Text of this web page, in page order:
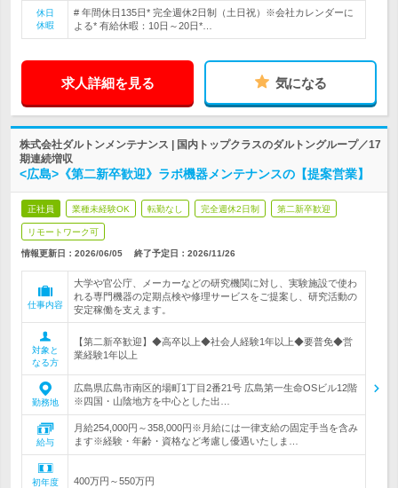
休日
休暇
# 年間休日135日* 完全週休2日制（土日祝）※会社カレンダーに
よる* 有給休暇：10日～20日*…
求人詳細を見る 気になる
株式会社ダルトンメンテナンス | 国内トップクラスのダルトングループ／17
期連続増収
<広島>《第二新卒歓迎》ラボ機器メンテナンスの【提案営業】
正社員 業種未経験OK 転勤なし 完全週休2日制 第二新卒歓迎
リモートワーク可
情報更新日：2026/06/05 終了予定日： 2026/11/26
仕事内容
大学や官公庁、メーカーなどの研究機関に対し、実験施設で使わ
れる専門機器の定期点検や修理サービスをご提案し、研究活動の
安定稼働を支えます。
対象と
なる方
【第二新卒歓迎】◆高卒以上◆社会人経験1年以上◆要普免◆営
業経験1年以上
勤務地
広島県広島市南区的場町1丁目2番21号 広島第一生命OSビル12階
※四国・山陰地方を中心とした出…
給与
月給254,000円～358,000円※月給には一律支給の固定手当を含み
ます※経験・年齢・資格など考慮し優遇いたしま…
初年度
400万円～550万円